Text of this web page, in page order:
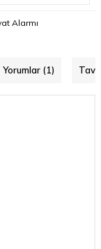
Alarmı
Yorumlar (1)